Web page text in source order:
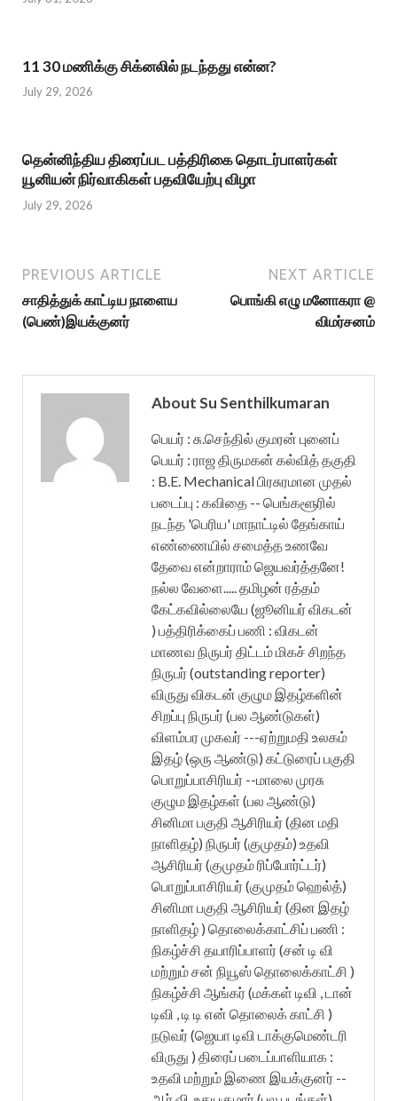
11 30 மணிக்கு சிக்னலில் நடந்தது என்ன?
July 29, 2026
தென்னிந்திய திரைப்பட பத்திரிகை தொடர்பாளர்கள்
யூனியன் நிர்வாகிகள் பதவியேற்பு விழா
July 29, 2026
PREVIOUS ARTICLE
சாதித்துக் காட்டிய நாளைய
(பெண்)இயக்குனர்
NEXT ARTICLE
பொங்கி எழு மனோகரா @
விமர்சனம்
About Su Senthilkumaran
பெயர் : சு.செந்தில் குமரன் புனைப்
பெயர் : ராஜ திருமகன் கல்வித் தகுதி
: B.E. Mechanical பிரசுரமான முதல்
படைப்பு : கவிதை -- பெங்களூரில்
நடந்த 'பெரிய' மாநாட்டில் தேங்காய்
எண்ணையில் சமைத்த உணவே
தேவை என்றாராம் ஜெயவர்த்தனே!
நல்ல வேளை..... தமிழன் ரத்தம்
கேட்கவில்லையே (ஜூனியர் விகடன்
) பத்திரிக்கைப் பணி : விகடன்
மாணவ நிருபர் திட்டம் மிகச் சிறந்த
நிருபர் (outstanding reporter)
விருது விகடன் குழும இதழ்களின்
சிறப்பு நிருபர் (பல ஆண்டுகள்)
விளம்பர முகவர் ---ஏற்றுமதி உலகம்
இதழ் (ஒரு ஆண்டு) கட்டுரைப் பகுதி
பொறுப்பாசிரியர் --மாலை முரசு
குழும இதழ்கள் (பல ஆண்டு)
சினிமா பகுதி ஆசிரியர் (தின மதி
நாளிதழ்) நிருபர் (குமுதம்) உதவி
ஆசிரியர் (குமுதம் ரிப்போர்ட்டர்)
பொறுப்பாசிரியர் (குமுதம் ஹெல்த்)
சினிமா பகுதி ஆசிரியர் (தின இதழ்
நாளிதழ் ) தொலைக்காட்சிப் பணி :
நிகழ்ச்சி தயாரிப்பாளர் (சன் டி வி
மற்றும் சன் நியூஸ் தொலைக்காட்சி )
நிகழ்ச்சி ஆங்கர் (மக்கள் டிவி , டான்
டிவி , டி டி என் தொலைக் காட்சி )
நடுவர் (ஜெயா டிவி டாக்குமெண்டரி
விருது ) திரைப் படைப்பாளியாக :
உதவி மற்றும் இணை இயக்குனர் --